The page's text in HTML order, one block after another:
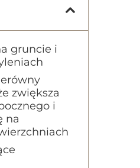
gruncie i
zwiększa
i
na